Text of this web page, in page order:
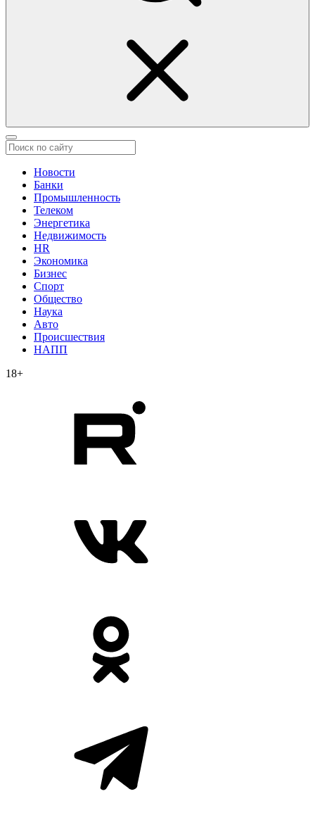
Новости
Банки
Промышленность
Телеком
Энергетика
Недвижимость
HR
Экономика
Бизнес
Спорт
Общество
Наука
Авто
Происшествия
НАПП
18+